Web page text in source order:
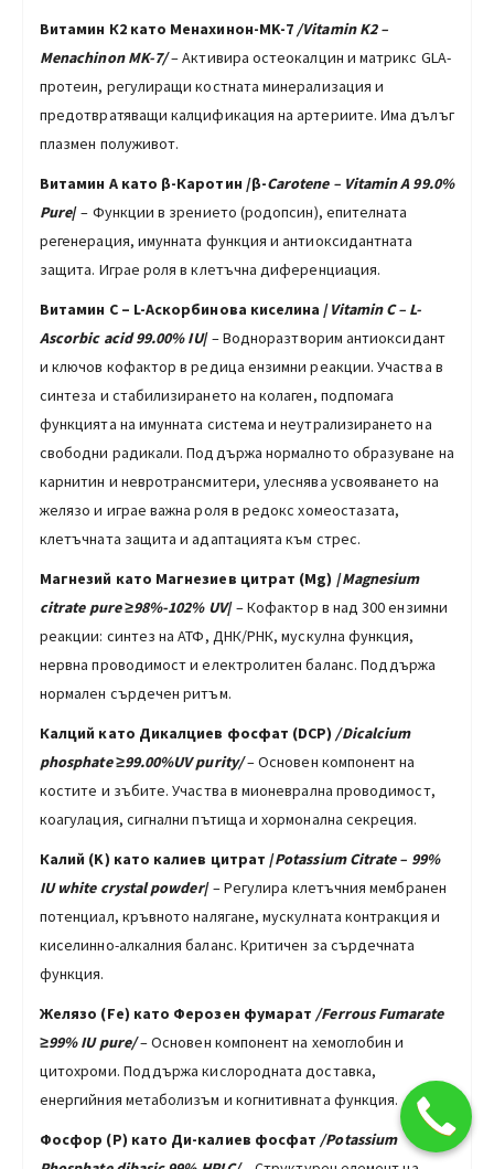
Витамин К2 като Менахинон-MK-7 /Vitamin K2–
Menachinon MK-7/– Активира остеокалцин и матрикс GLA-
протеин, регулиращи костната минерализация и
предотвратяващи калцификация на артериите. Има дълъг
плазмен полуживот.
Витамин А като β-Каротин /β-Carotene – Vitamin A 99.0%
Pure/– Функции в зрението (родопсин), епителната
регенерация, имунната функция и антиоксидантната
защита. Играе роля в клетъчна диференциация.
Витамин C – L-Аскорбинова киселина /Vitamin C – L-
Ascorbic acid 99.00% IU/– Водноразтворим антиоксидант
и ключов кофактор в редица ензимни реакции. Участва в
синтеза и стабилизирането на колаген, подпомага
функцията на имунната система и неутрализирането на
свободни радикали. Поддържа нормалното образуване на
карнитин и невротрансмитери, улеснява усвояването на
желязо и играе важна роля в редокс хомеостазата,
клетъчната защита и адаптацията към стрес.
Магнезий като Магнезиев цитрат (Mg) /Magnesium
citratepure≥98%-102% UV/– Кофактор в над 300 ензимни
реакции: синтез на АТФ, ДНК/РНК, мускулна функция,
нервна проводимост и електролитен баланс. Поддържа
нормален сърдечен ритъм.
Калций като Дикалциев фосфат (DCP) /Dicalcium
phosphate≥99.00%UV purity/– Основен компонент на
костите и зъбите. Участва в мионеврална проводимост,
коагулация, сигнални пътища и хормонална секреция.
Калий (K) като калиев цитрат /Potassium Citrate – 99%
IU white crystal powder/– Регулира клетъчния мембранен
потенциал, кръвното налягане, мускулната контракция и
киселинно-алкалния баланс. Критичен за сърдечната
функция.
Желязо (Fe) като Ферозен фумарат /Ferrous Fumarate
≥99%IU pure/– Основен компонент на хемоглобин и
цитохроми. Поддържа кислородната доставка,
енергийния метаболизъм и когнитивната функция.
Фосфор (P) като Ди-калиев фосфат /Potassium